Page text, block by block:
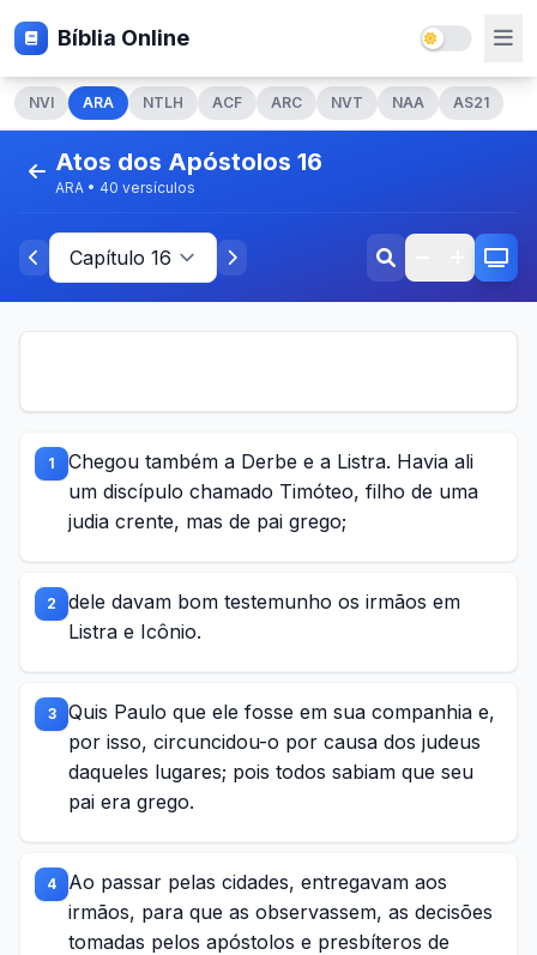
Bíblia Online
NVI ARA NTLH ACF ARC NVT NAA AS21
Atos dos Apóstolos 16
ARA • 40 versículos
1
Chegou também a Derbe e a Listra. Havia ali
um discípulo chamado Timóteo, filho de uma
judia crente, mas de pai grego;
2
dele davam bom testemunho os irmãos em
Listra e Icônio.
3
Quis Paulo que ele fosse em sua companhia e,
por isso, circuncidou-o por causa dos judeus
daqueles lugares; pois todos sabiam que seu
pai era grego.
4
Ao passar pelas cidades, entregavam aos
irmãos, para que as observassem, as decisões
tomadas pelos apóstolos e presbíteros de